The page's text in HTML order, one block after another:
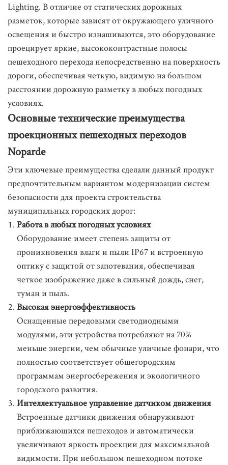
Lighting. В отличие от статических дорожных
разметок, которые зависят от окружающего уличного
освещения и быстро изнашиваются, это оборудование
проецирует яркие, высококонтрастные полосы
пешеходного перехода непосредственно на поверхность
дороги, обеспечивая четкую, видимую на большом
расстоянии дорожную разметку в любых погодных
условиях.
Основные технические преимущества
проекционных пешеходных переходов
Noparde
Эти ключевые преимущества сделали данный продукт
предпочтительным вариантом модернизации систем
безопасности для проекта строительства
муниципальных городских дорог:
Работа в любых погодных условиях
Оборудование имеет степень защиты от
проникновения влаги и пыли IP67 и встроенную
оптику с защитой от запотевания, обеспечивая
четкое изображение даже в сильный дождь, снег,
туман и пыль.
Высокая энергоэффективность
Оснащенные передовыми светодиодными
модулями, эти устройства потребляют на 70%
меньше энергии, чем обычные уличные фонари, что
полностью соответствует общегородским
программам энергосбережения и экологичного
городского развития.
Интеллектуальное управление датчиком движения
Встроенные датчики движения обнаруживают
приближающихся пешеходов и автоматически
увеличивают яркость проекции для максимальной
видимости. При небольшом пешеходном потоке